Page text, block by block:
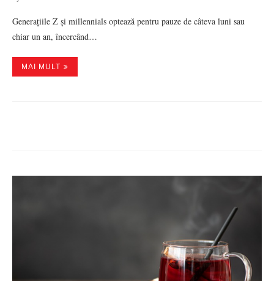
Generațiile Z și millennials optează pentru pauze de câteva luni sau
chiar un an, încercând…
MAI MULT